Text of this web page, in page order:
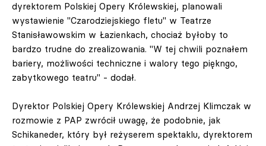
dyrektorem Polskiej Opery Królewskiej, planowali
wystawienie "Czarodziejskiego fletu" w Teatrze
Stanisławowskim w Łazienkach, chociaż byłoby to
bardzo trudne do zrealizowania. "W tej chwili poznałem
bariery, możliwości techniczne i walory tego piękngo,
zabytkowego teatru" - dodał.
Dyrektor Polskiej Opery Królewskiej Andrzej Klimczak w
rozmowie z PAP zwrócił uwagę, że podobnie, jak
Schikaneder, który był reżyserem spektaklu, dyrektorem